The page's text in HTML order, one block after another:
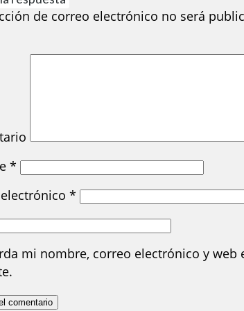
de correo electrónico no será
*
*
mi nombre, correo electrónico y